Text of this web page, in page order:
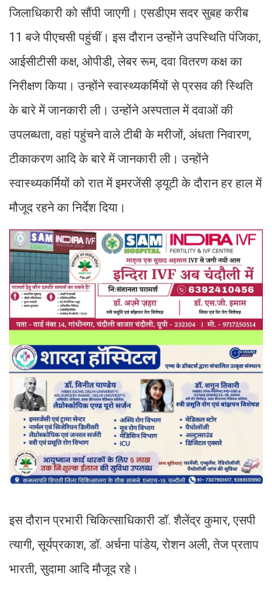
जिलाधिकारी को सौंपी जाएगी। एसडीएम सदर सुबह करीब
11 बजे पीएचसी पहुंचीं। इस दौरान उन्होंने उपस्थिति पंजिका,
आईसीटीसी कक्ष, ओपीडी, लेबर रूम, दवा वितरण कक्ष का
निरीक्षण किया। उन्होंने स्वास्थ्यकर्मियों से प्रसव की स्थिति
के बारे में जानकारी ली। उन्होंने अस्पताल में दवाओं की
उपलब्धता, वहां पहुंचने वाले टीबी के मरीजों, अंधता निवारण,
टीकाकरण आदि के बारे में जानकारी ली। उन्होंने
स्वास्थ्यकर्मियों को रात में इमरजेंसी ड्यूटी के दौरान हर हाल में
मौजूद रहने का निर्देश दिया।
इस दौरान प्रभारी चिकित्साधिकारी डॉ. शैलेंद्र कुमार, एसपी
त्यागी, सूर्यप्रकाश, डॉ. अर्चना पांडेय, रोशन अली, तेज प्रताप
भारती, सुदामा आदि मौजूद रहे।